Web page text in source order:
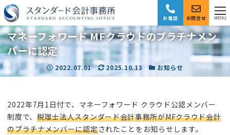
お電話 お問合せ MENU
マネーフォワード MFクラウドのプラチナメン
バーに認定
投稿日
2022.07.01 更新日
2025.10.13 カテゴリー
お知らせ
2022年7月1日付で、マネーフォワード クラウド公認メンバー
制度で、 税理士法人スタンダード会計事務所がMFクラウド会計
のプラチナメンバーに認定されたことをお知らせします。